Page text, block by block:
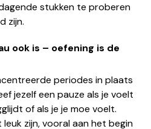
stukken te proberen
zijn.
ook is – oefening is de
periodes in plaats
jezelf een pauze als je voelt
of als je je moe voelt.
zijn, vooral aan het begin